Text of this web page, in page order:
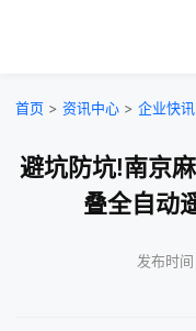
首页 > 资讯中心 > 企业快讯
避坑防坑!南京
叠全自动
发布时